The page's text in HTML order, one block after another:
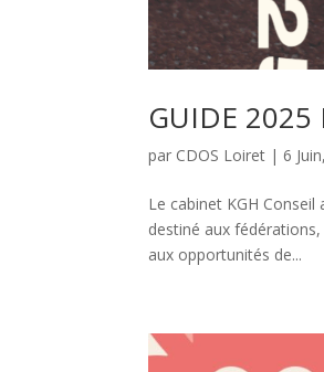
GUIDE 2025
par CDOS Loiret |6
Le cabinet KGH
destiné aux
aux opportunités de...